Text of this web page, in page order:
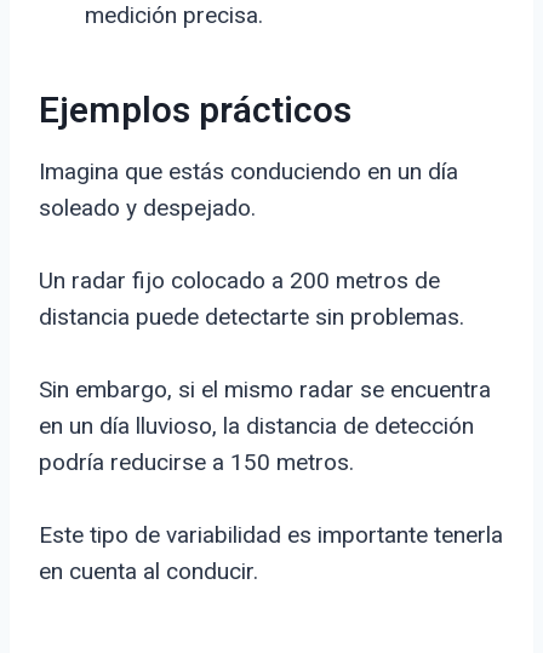
medición precisa.
Ejemplos prácticos
Imagina que estás conduciendo en un día
soleado y despejado.
Un radar fijo colocado a 200 metros de
distancia puede detectarte sin problemas.
Sin embargo, si el mismo radar se encuentra
en un día lluvioso, la distancia de detección
podría reducirse a 150 metros.
Este tipo de variabilidad es importante tenerla
en cuenta al conducir.